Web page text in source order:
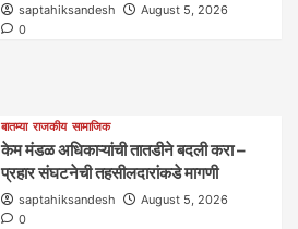
saptahiksandesh
August 5, 2026
0
बातम्या राजकीय सामाजिक
केम मंडळ अधिकाऱ्यांची तातडीने बदली करा –
प्रहार संघटनेची तहसीलदारांकडे मागणी
saptahiksandesh
August 5, 2026
0